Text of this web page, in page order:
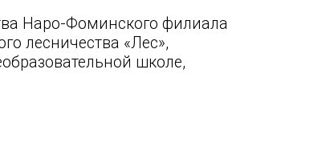
Наро-Фоминского филиала
лесничества «Лес»,
школе,